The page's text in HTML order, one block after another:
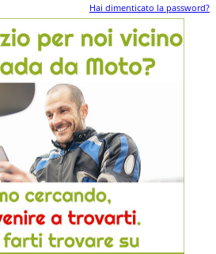
Hai dimenticato la password?